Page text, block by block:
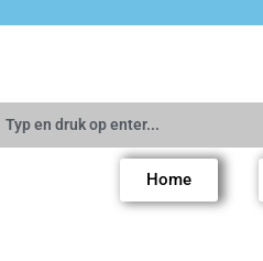
Home